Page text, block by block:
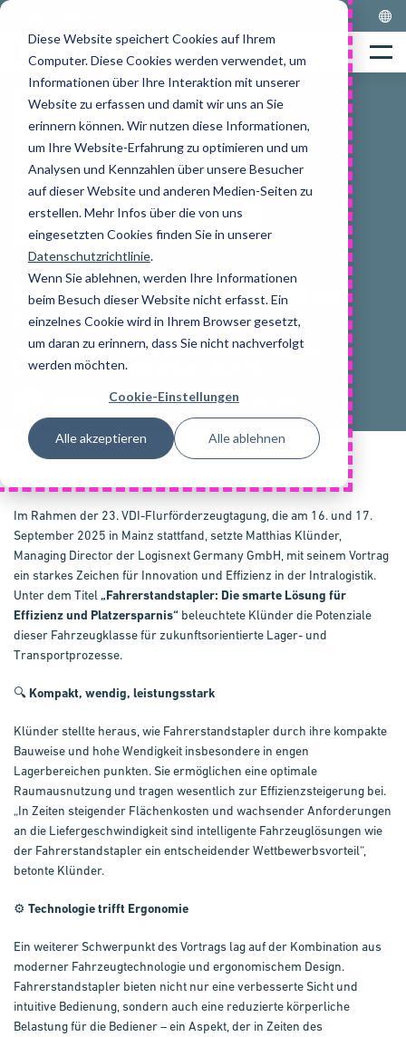
Diese Website speichert Cookies auf Ihrem
Computer. Diese Cookies werden verwendet, um
Informationen über Ihre Interaktion mit unserer
Website zu erfassen und damit wir uns an Sie
erinnern können. Wir nutzen diese Informationen,
um Ihre Website-Erfahrung zu optimieren und um
Analysen und Kennzahlen über unsere Besucher
auf dieser Website und anderen Medien-Seiten zu
erstellen. Mehr Infos über die von uns
eingesetzten Cookies finden Sie in unserer
Datenschutzrichtlinie.
Wenn Sie ablehnen, werden Ihre Informationen
beim Besuch dieser Website nicht erfasst. Ein
einzelnes Cookie wird in Ihrem Browser gesetzt,
um daran zu erinnern, dass Sie nicht nachverfolgt
werden möchten.
Cookie-Einstellungen
Alle akzeptieren Alle ablehnen
Skip
Home
Menu
22 September 2025
FAHRERSTANDSTAPLER IM
FOKUS
MATTHIAS KLÜNDER PRÄSENTIERT SMARTE
LÖSUNGEN FÜR MODERNE LOGISTIK
Mitsubishi Forklift Trucks - Logisnext Germany
Im Rahmen der 23. VDI-Flurförderzeugtagung, die am 16. und 17.
September 2025 in Mainz stattfand, setzte Matthias Klünder,
Managing Director der Logisnext Germany GmbH, mit seinem Vortrag
ein starkes Zeichen für Innovation und Effizienz in der Intralogistik.
Unter dem Titel„Fahrerstandstapler: Die smarte Lösung für
Effizienz und Platzersparnis“ beleuchtete Klünder die Potenziale
dieser Fahrzeugklasse für zukunftsorientierte Lager- und
Transportprozesse.
🔍 Kompakt, wendig, leistungsstark
Klünder stellte heraus, wie Fahrerstandstapler durch ihre kompakte
Bauweise und hohe Wendigkeit insbesondere in engen
Lagerbereichen punkten. Sie ermöglichen eine optimale
Raumausnutzung und tragen wesentlich zur Effizienzsteigerung bei.
„In Zeiten steigender Flächenkosten und wachsender Anforderungen
an die Liefergeschwindigkeit sind intelligente Fahrzeuglösungen wie
der Fahrerstandstapler ein entscheidender Wettbewerbsvorteil“,
betonte Klünder.
⚙️ Technologie trifft Ergonomie
Ein weiterer Schwerpunkt des Vortrags lag auf der Kombination aus
moderner Fahrzeugtechnologie und ergonomischem Design.
Fahrerstandstapler bieten nicht nur eine verbesserte Sicht und
intuitive Bedienung, sondern auch eine reduzierte körperliche
Belastung für die Bediener – ein Aspekt, der in Zeiten des